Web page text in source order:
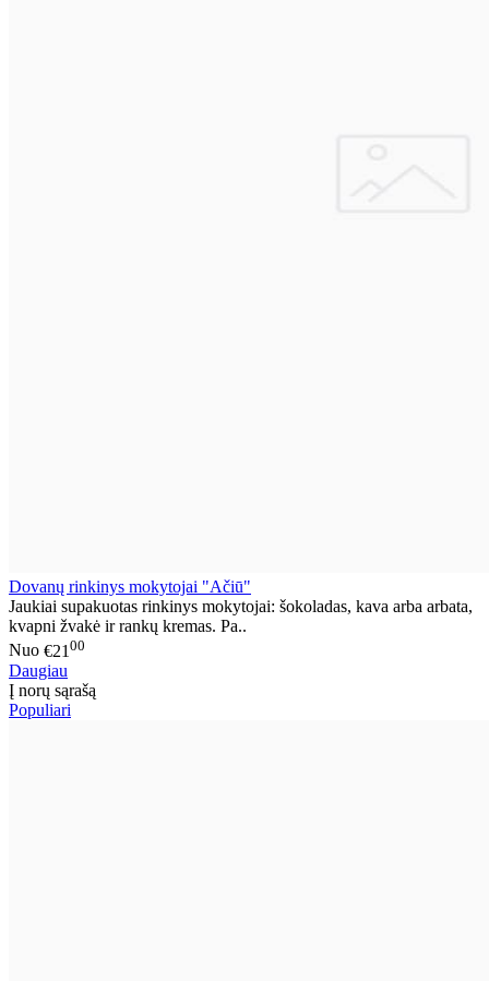
Dovanų rinkinys mokytojai "Ačiū"
Jaukiai supakuotas rinkinys mokytojai: šokoladas, kava arba arbata,
kvapni žvakė ir rankų kremas. Pa..
Nuo €21 00
Daugiau
Į norų sąrašą
Populiari